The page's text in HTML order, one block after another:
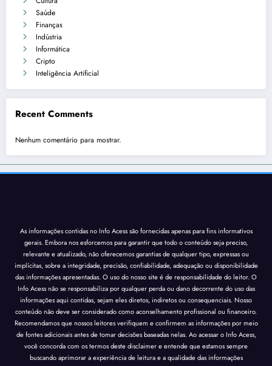
Saúde
Finanças
Indústria
Informática
Cripto
Inteligência Artificial
Recent Comments
Nenhum comentário para mostrar.
As informações contidas no Info Acess são fornecidas apenas para fins informativos
gerais. Embora nos esforcemos para garantir que todo o conteúdo seja preciso,
relevante e atualizado, não oferecemos garantias de qualquer tipo, expressas ou
implícitas, sobre a integridade, precisão, confiabilidade, adequação ou disponibilidade
das informações apresentadas. O uso do nosso site é de responsabilidade do leitor. O
Info Acess não se responsabiliza por qualquer perda ou dano decorrente do uso das
informações aqui contidas, sejam eles diretos, indiretos ou consequenciais. Nosso
conteúdo não deve ser considerado como aconselhamento profissional ou financeiro.
Recomendamos que nossos leitores verifiquem e confirmem as informações por meio
de fontes adicionais antes de tomar decisões baseadas nelas. Ao acessar o Info Acess,
você concorda com os termos deste disclaimer e entende que estamos sempre
buscando aprimorar a experiência de leitura e a qualidade das informações